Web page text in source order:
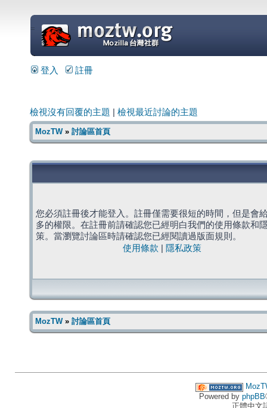
=
登入 註冊
檢視沒有回覆的主題 檢視最近討論的主題
MozTW» 討論區首頁
您必須註冊後才能登入。註冊僅需要很短的時間，但是會
多的權限。在註冊前請確認您已經明白我們的使用條款和
策。當瀏覽討論區時請確認您已經閱讀過版面規則。
使用條款
隱私政策
MozTW» 討論區首頁
Powered by phpBB
正體中文